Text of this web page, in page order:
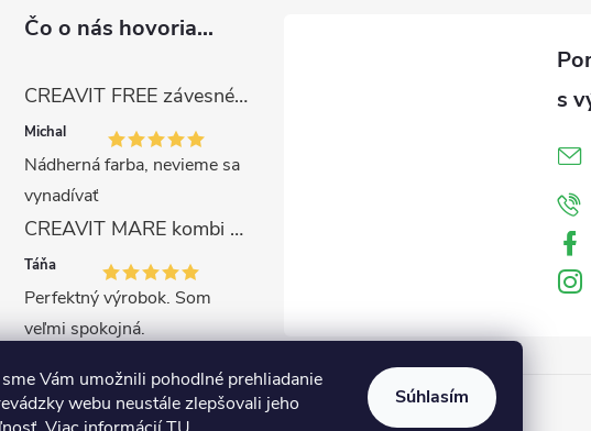
Vám umožnili pohodlné prehliadanie
webu neustále zlepšovali jeho
Súhlasím
Čo o nás hovoria...
CREAVIT FREE závesné WC, rimless, capuccino
Michal
Nádherná farba, nevieme sa
vynadívať
CREAVIT MARE kombi WC-set s bidetovou sprškou, rimless, biela
Táňa
Perfektný výrobok. Som
veľmi spokojná.